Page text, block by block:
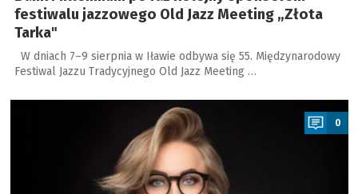
festiwalu jazzowego Old Jazz Meeting „Złota
Tarka"
W dniach 7–9 sierpnia w Iławie odbywa się 55. Międzynarodowy
Festiwal Jazzu Tradycyjnego Old Jazz Meeting …
a
0